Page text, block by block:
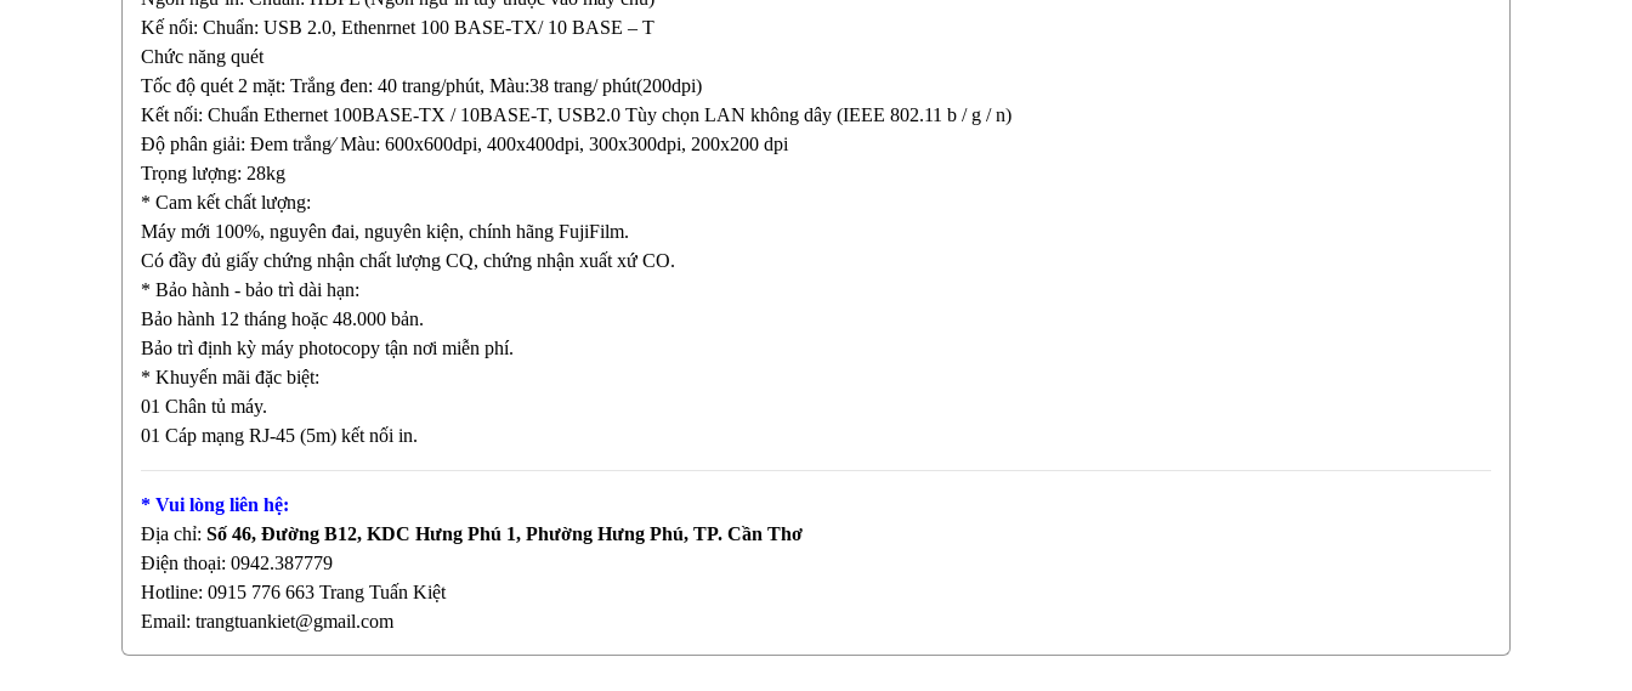
Kế nối: Chuẩn: USB 2.0, Ethenrnet 100 BASE-TX/ 10 BASE – T
Chức năng quét
Tốc độ quét 2 mặt: Trắng đen: 40 trang/phút, Màu:38 trang/ phút(200dpi)
Kết nối: Chuẩn Ethernet 100BASE-TX / 10BASE-T, USB2.0 Tùy chọn LAN không dây (IEEE 802.11 b / g / n)
Độ phân giải: Đem trắng∕ Màu: 600x600dpi, 400x400dpi, 300x300dpi, 200x200 dpi
Trọng lượng: 28kg
* Cam kết chất lượng:
Máy mới 100%, nguyên đai, nguyên kiện, chính hãng FujiFilm.
Có đầy đủ giấy chứng nhận chất lượng CQ, chứng nhận xuất xứ CO.
* Bảo hành - bảo trì dài hạn:
Bảo hành 12 tháng hoặc 48.000 bản.
Bảo trì định kỳ máy photocopy tận nơi miễn phí.
* Khuyến mãi đặc biệt:
01 Chân tủ máy.
01 Cáp mạng RJ-45 (5m) kết nối in.
* Vui lòng liên hệ:
Địa chỉ: Số 46, Đường B12, KDC Hưng Phú 1, Phường Hưng Phú, TP. Cần Thơ
Điện thoại: 0942.387779
Hotline: 0915 776 663 Trang Tuấn Kiệt
Email: trangtuankiet@gmail.com